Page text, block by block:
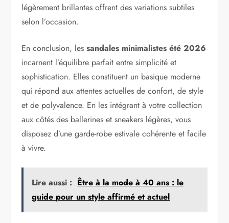
légèrement brillantes offrent des variations subtiles
selon l’occasion.
En conclusion, lessandales minimalistes été 2026
incarnent l’équilibre parfait entre simplicité et
sophistication. Elles constituent un basique moderne
qui répond aux attentes actuelles de confort, de style
et de polyvalence. En les intégrant à votre collection
aux côtés des ballerines et sneakers légères, vous
disposez d’une garde-robe estivale cohérente et facile
à vivre.
Lire aussi : Être à la mode à 40 ans : le
guide pour un style affirmé et actuel